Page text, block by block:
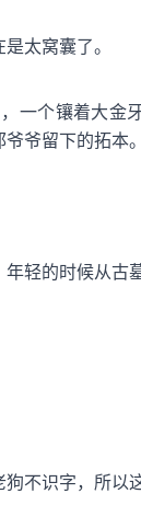
太窝囊了。
一个镶着大金
爷留下的拓本。
轻的时候从古
不识字，所以